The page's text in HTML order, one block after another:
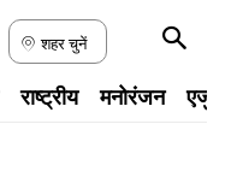
शहर चुनें
राष्ट्रीय मनोरंजन